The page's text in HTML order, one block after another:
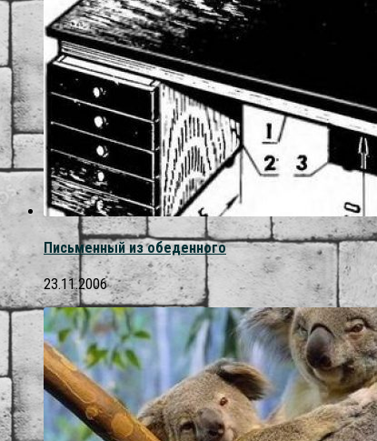
Письменный из обеденного
23.11.2006